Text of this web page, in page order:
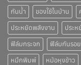
กันน้ำ
ของใช้ในบ้าน
ประหยัดพลังงาน
ประห
ฟิล์มกระจก
ฟิล์มกันรอย
หมึกพิมพ์
หม้อหุงข้าว